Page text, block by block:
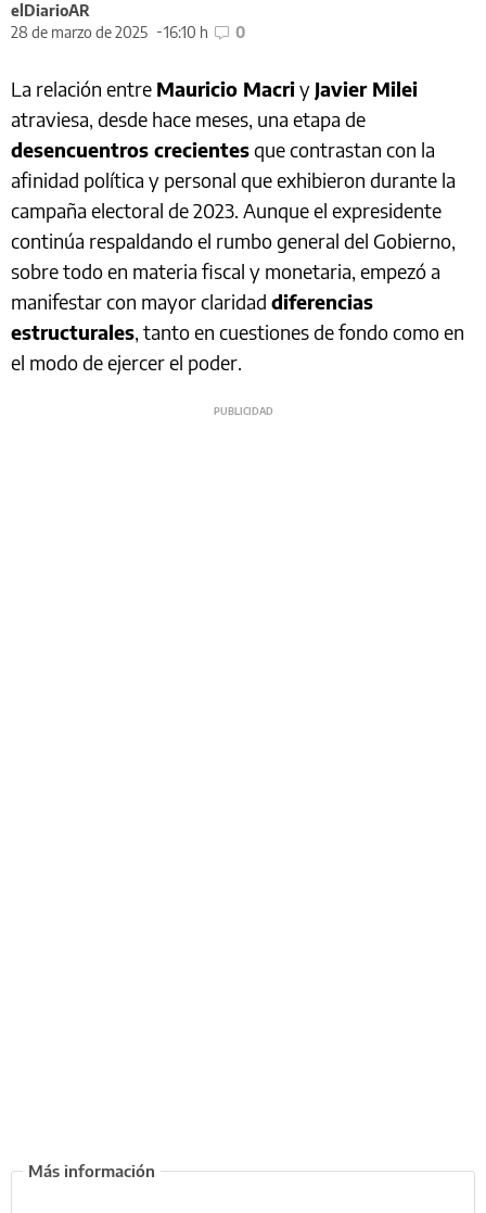
elDiarioAR
28 de marzo de 2025
16:10 h 0
La relación entre Mauricio Macriy Javier Milei
atraviesa, desde hace meses, una etapa de
desencuentros crecientesque contrastan con la
afinidad política y personal que exhibieron durante la
campaña electoral de 2023. Aunque el expresidente
continúa respaldando el rumbo general del Gobierno,
sobre todo en materia fiscal y monetaria, empezó a
manifestar con mayor claridad diferencias
estructurales, tanto en cuestiones de fondo como en
el modo de ejercer el poder.